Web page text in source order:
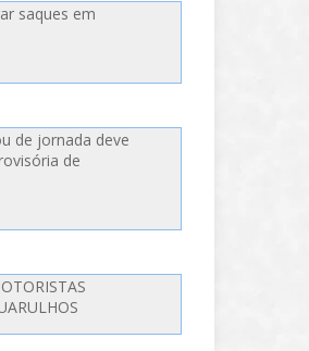
saques em
de jornada deve
de